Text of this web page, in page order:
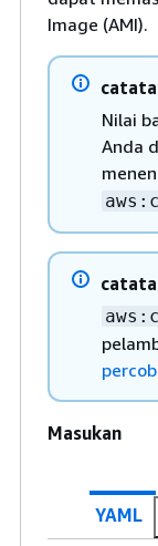
Image (AMI).
Nilai
Anda
Masukan
YAML